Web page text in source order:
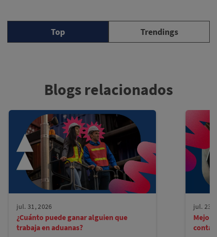
Top Trendings
Blogs relacionados
jul. 31, 2026
¿Cuánto puede ganar alguien que
trabaja en aduanas?
jul. 23,